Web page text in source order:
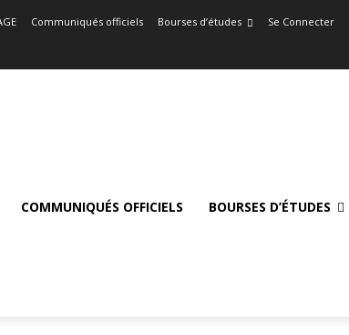
Communiqués officiels Bourses d’études Se Connecter
COMMUNIQUÉS OFFICIELS BOURSES D’ÉTUDES